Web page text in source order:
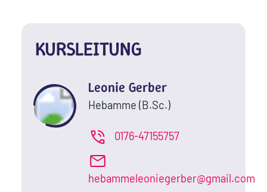
KURSLEITUNG
Leonie Gerber
Hebamme (B.Sc.)
0176-47155757
hebammeleoniegerber@gmail.com